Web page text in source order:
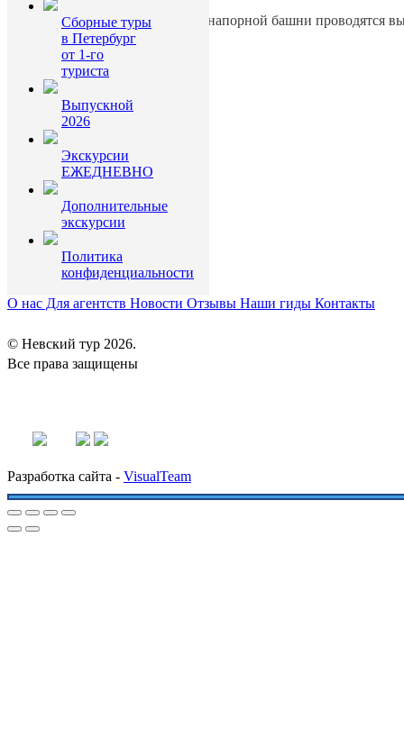
В правой пристройке Водонапорной башни проводятся
Программа тура.doc
Сборные туры
в Петербург
от 1-го
туриста
Выпускной
2026
Экскурсии
ЕЖЕДНЕВНО
Дополнительные
экскурсии
Политика
конфиденциальности
О нас Для агентств Новости Отзывы Наши гиды Контакты
© Невский тур 2026.
Все права защищены
Разработка сайта - VisualTeam